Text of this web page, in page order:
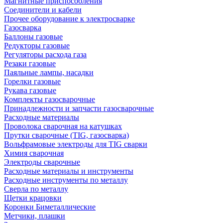
Соединители и кабели
Прочее оборудование к электросварке
Газосварка
Баллоны газовые
Редукторы газовые
Регуляторы расхода газа
Резаки газовые
Паяльные лампы, насадки
Горелки газовые
Рукава газовые
Комплекты газосварочные
Принадлежности и запчасти газосварочные
Расходные материалы
Проволока сварочная на катушках
Прутки сварочные (TIG, газосварка)
Вольфрамовые электроды для TIG сварки
Химия сварочная
Электроды сварочные
Расходные материалы и инструменты
Расходные инструменты по металлу
Сверла по металлу
Щетки крацовки
Коронки Биметаллические
Метчики, плашки